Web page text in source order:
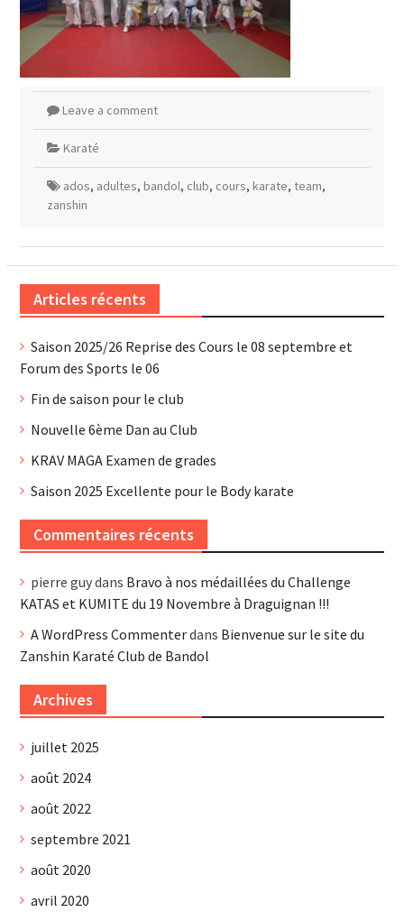
Leave a comment
Karaté
ados, adultes, bandol, club, cours, karate, team,
zanshin
Articles récents
Saison 2025/26 Reprise des Cours le 08 septembre et
Forum des Sports le 06
Fin de saison pour le club
Nouvelle 6ème Dan au Club
KRAV MAGA Examen de grades
Saison 2025 Excellente pour le Body karate
Commentaires récents
pierre guydans Bravo à nos médaillées du Challenge
KATAS et KUMITE du 19 Novembre à Draguignan !!!
A WordPress Commenterdans Bienvenue sur le site du
Zanshin Karaté Club de Bandol
Archives
juillet 2025
août 2024
août 2022
septembre 2021
août 2020
avril 2020